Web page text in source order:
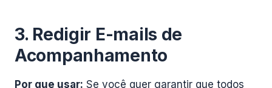
3. Redigir E-mails de
Acompanhamento
Por que usar: Se você quer garantir que todos